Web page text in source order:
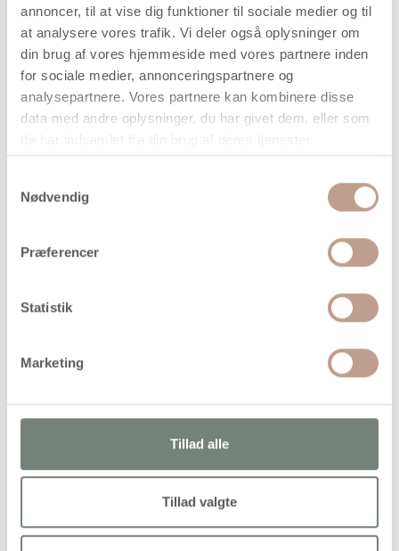
annoncer, til at vise dig funktioner til sociale medier og til
at analysere vores trafik. Vi deler også oplysninger om
din brug af vores hjemmeside med vores partnere inden
for sociale medier, annonceringspartnere og
analysepartnere. Vores partnere kan kombinere disse
data med andre oplysninger, du har givet dem, eller som
Nødvendig
Præferencer
Statistik
Marketing
Tillad alle
Tillad valgte
Leveringsomkostninger
Læg i kurven
når vi har bekræftet din ordre.
Levering: 1-3 hverdage
Fleksibel og stærk polyestersnor i god kvalitet – det
perfekte valg til dine smykke- og macramé-projekter. Nem
Alternativer